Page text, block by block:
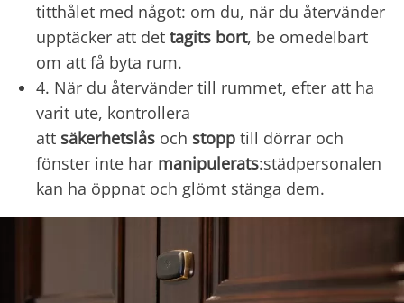
titthålet med något: om du, när du återvänder
upptäcker att det tagits bort, be omedelbart
om att få byta rum.
4. När du återvänder till rummet, efter att ha
varit ute, kontrollera
att säkerhetslås och stopp till dörrar och
fönster inte har manipulerats:städpersonalen
kan ha öppnat och glömt stänga dem.